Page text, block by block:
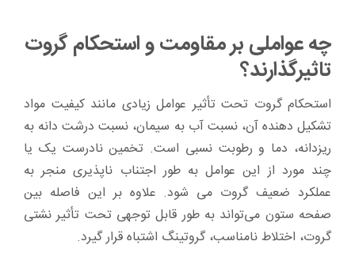
چه عواملی بر مقاومت و استحکام گروت
تاثیرگذارند؟
استحکام گروت تحت تأثیر عوامل زیادی مانند کیفیت مواد
تشکیل دهنده آن، نسبت آب به سیمان، نسبت درشت دانه به
ریزدانه، دما و رطوبت نسبی است. تخمین نادرست یک یا
چند مورد از این عوامل به طور اجتناب ناپذیری منجر به
عملکرد ضعیف گروت می شود. علاوه بر این فاصله بین
صفحه ستون می‌تواند به طور قابل توجهی تحت تأثیر نشتی
گروت، اختلاط نامناسب، گروتینگ اشتباه قرار گیرد.